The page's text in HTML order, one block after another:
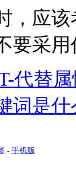
应该
要采
代替
词是
- 手机版